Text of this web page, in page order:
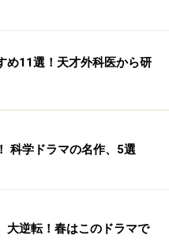
め11選！天才外科医から研
科学ドラマの名作、5選
大逆転！春はこのドラマで